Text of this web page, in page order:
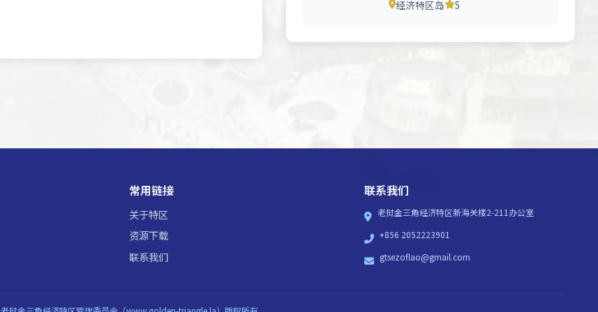
经济特区岛 5
常用链接
关于特区
资源下载
联系我们
联系我们
老挝金三角经济特区新海关楼2-211办公室
+856 2052223901
gtsezoflao@gmail.com